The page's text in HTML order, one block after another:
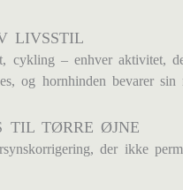
LIVSSTIL
cykling – enhver
og hornhinden bevarer sin
TIL TØRRE ØJNE
der ikke